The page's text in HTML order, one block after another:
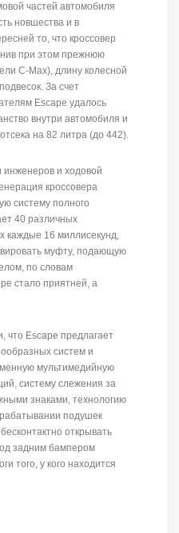
частей автомобиля
новшества и в
то, что кроссовер
при этом прежнюю
C-Max), длину колесной
За счет
Escape удалось
внутри автомобиля и
на 82 литра (до 442).
инженеров и ходовой
кроссовера
систему полного
40 различных
каждые 16 миллисекунд,
муфту, подающую
по словам
стало приятней, а
что Escape предлагает
систем и
мультимедийную
систему слежения за
знаками, технологию
подушек
открывать
задним бампером
того, у кого находится